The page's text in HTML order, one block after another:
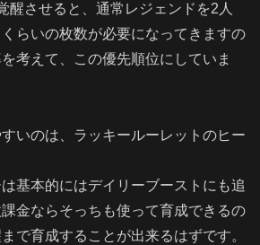
醒させると、通常レジェンドを2人
らいの枚数が必要になってきますの
考えて、この優先順位にしていま
いのは、ラッキールーレットのヒー
基本的にはデイリーブーストにも追
金ならそっちも使って育成できるの
で育成することが出来るはずです。